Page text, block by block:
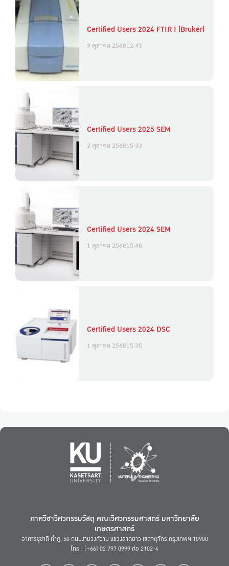
Certified Users 2024 FTIR I (Bruker)
9 ตุลาคม 256812:43
Certified Users 2025 SEM
2 ตุลาคม 256815:33
Certified Users 2024 SEM
1 ตุลาคม 256815:48
Certified Users 2024 DSC
1 ตุลาคม 256815:35
ภาควิชาวิศวกรรมวัสดุ คณะวิศวกรรมศาสตร์ มหาวิทยาลัย
เกษตรศาสตร์
อาคารชูชาติ กำภู, 50 ถนนงามวงศ์วาน แขวงลาดยาว เขตจตุจักร กรุงเทพฯ 10900
โทร : (+66) 02 797 0999 ต่อ 2102-4